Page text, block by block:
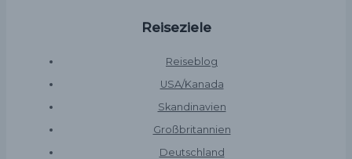
Reiseziele
Reiseblog
USA/Kanada
Skandinavien
Großbritannien
Deutschland